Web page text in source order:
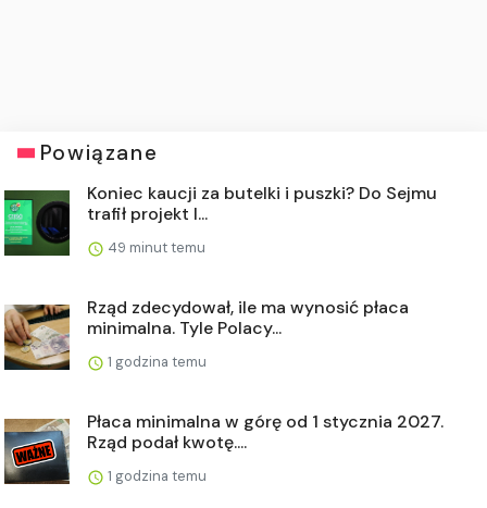
Powiązane
Koniec kaucji za butelki i puszki? Do Sejmu
trafił projekt l...
49 minut temu
Rząd zdecydował, ile ma wynosić płaca
minimalna. Tyle Polacy...
1 godzina temu
Płaca minimalna w górę od 1 stycznia 2027.
Rząd podał kwotę....
1 godzina temu